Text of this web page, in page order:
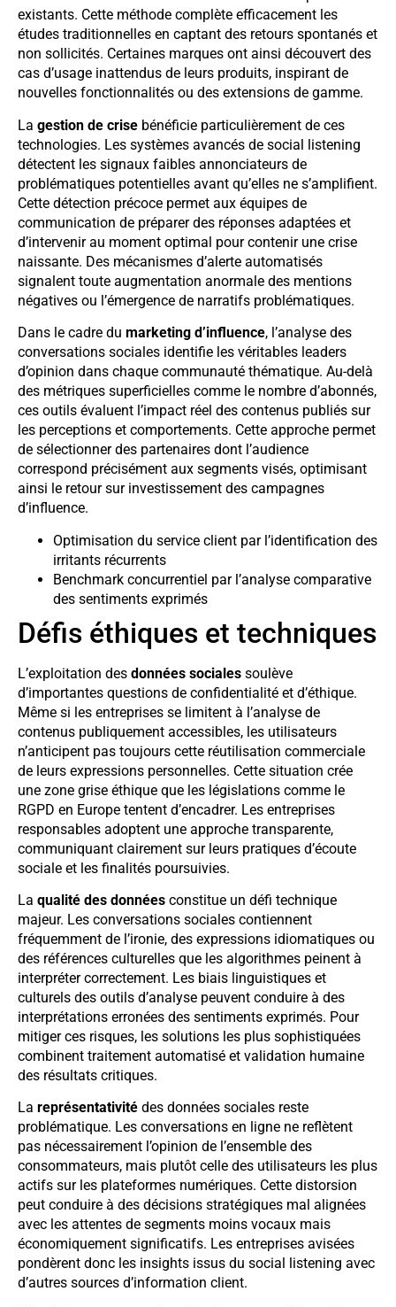
existants. Cette méthode complète efficacement les
études traditionnelles en captant des retours spontanés et
non sollicités. Certaines marques ont ainsi découvert des
cas d’usage inattendus de leurs produits, inspirant de
nouvelles fonctionnalités ou des extensions de gamme.
La gestion de crise bénéficie particulièrement de ces
technologies. Les systèmes avancés de social listening
détectent les signaux faibles annonciateurs de
problématiques potentielles avant qu’elles ne s’amplifient.
Cette détection précoce permet aux équipes de
communication de préparer des réponses adaptées et
d’intervenir au moment optimal pour contenir une crise
naissante. Des mécanismes d’alerte automatisés
signalent toute augmentation anormale des mentions
négatives ou l’émergence de narratifs problématiques.
Dans le cadre du marketing d’influence, l’analyse des
conversations sociales identifie les véritables leaders
d’opinion dans chaque communauté thématique. Au-delà
des métriques superficielles comme le nombre d’abonnés,
ces outils évaluent l’impact réel des contenus publiés sur
les perceptions et comportements. Cette approche permet
de sélectionner des partenaires dont l’audience
correspond précisément aux segments visés, optimisant
ainsi le retour sur investissement des campagnes
d’influence.
Optimisation du service client par l’identification des
irritants récurrents
Benchmark concurrentiel par l’analyse comparative
des sentiments exprimés
Défis éthiques et techniques
L’exploitation des données sociales soulève
d’importantes questions de confidentialité et d’éthique.
Même si les entreprises se limitent à l’analyse de
contenus publiquement accessibles, les utilisateurs
n’anticipent pas toujours cette réutilisation commerciale
de leurs expressions personnelles. Cette situation crée
une zone grise éthique que les législations comme le
RGPD en Europe tentent d’encadrer. Les entreprises
responsables adoptent une approche transparente,
communiquant clairement sur leurs pratiques d’écoute
sociale et les finalités poursuivies.
La qualité des données constitue un défi technique
majeur. Les conversations sociales contiennent
fréquemment de l’ironie, des expressions idiomatiques ou
des références culturelles que les algorithmes peinent à
interpréter correctement. Les biais linguistiques et
culturels des outils d’analyse peuvent conduire à des
interprétations erronées des sentiments exprimés. Pour
mitiger ces risques, les solutions les plus sophistiquées
combinent traitement automatisé et validation humaine
des résultats critiques.
La représentativité des données sociales reste
problématique. Les conversations en ligne ne reflètent
pas nécessairement l’opinion de l’ensemble des
consommateurs, mais plutôt celle des utilisateurs les plus
actifs sur les plateformes numériques. Cette distorsion
peut conduire à des décisions stratégiques mal alignées
avec les attentes de segments moins vocaux mais
économiquement significatifs. Les entreprises avisées
pondèrent donc les insights issus du social listening avec
d’autres sources d’information client.